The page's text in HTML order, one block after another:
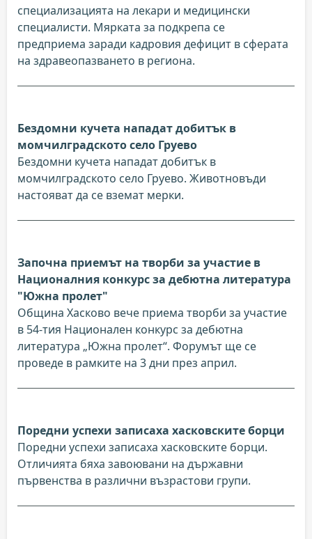
специализацията на лекари и медицински
специалисти. Мярката за подкрепа се
предприема заради кадровия дефицит в сферата
на здравеопазването в региона.
Бездомни кучета нападат добитък в
момчилградското село Груево
Бездомни кучета нападат добитък в
момчилградското село Груево. Животновъди
настояват да се вземат мерки.
Започна приемът на творби за участие в
Националния конкурс за дебютна литература
"Южна пролет"
Община Хасково вече приема творби за участие
в 54-тия Национален конкурс за дебютна
литература „Южна пролет“. Форумът ще се
проведе в рамките на 3 дни през април.
Поредни успехи записаха хасковските борци
Поредни успехи записаха хасковските борци.
Отличията бяха завоювани на държавни
първенства в различни възрастови групи.